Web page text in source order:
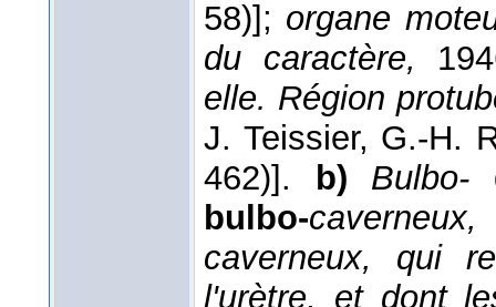
58)]; organe
du caractère,
elle. Région
J. Teissier, G.-H.
462)]. b) Bulbo-
bulbo-
caverneux, qui
l'urètre, et dont